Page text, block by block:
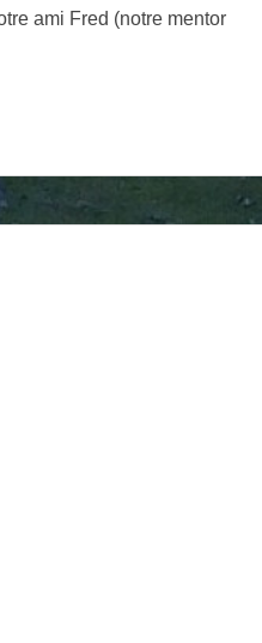
ami Fred (notre mentor